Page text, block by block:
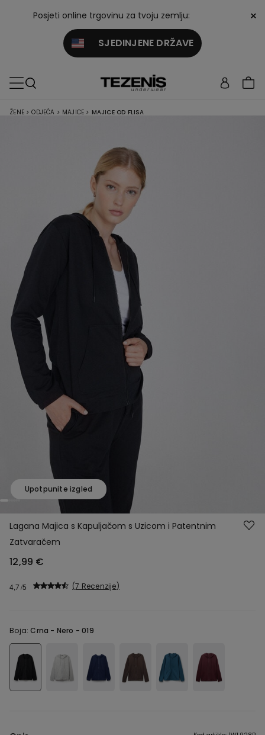
Posjeti online trgovinu za tvoju zemlju:
SJEDINJENE DRŽAVE
×
ŽENE > ODJEĆA > MAJICE > MAJICE OD FLISA
Upotpunite izgled
Lagana Majica s Kapuljačom s Uzicom i Patentnim
Zatvaračem
12,99 €
4,7 7 Recenzije
Boja:Crna - Nero - 019